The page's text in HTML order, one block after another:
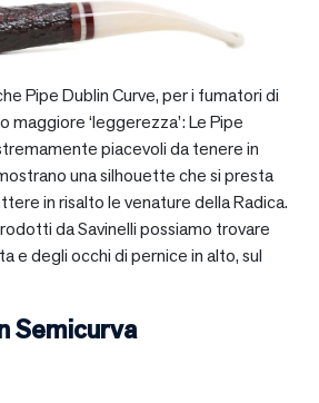
Pipe Dublin Curve, per i fumatori di
maggiore ‘leggerezza’: Le Pipe
piacevoli da tenere in
una silhouette che si presta
in risalto le venature della Radica.
da Savinelli possiamo trovare
e degli occhi di pernice in alto, sul
Semicurva